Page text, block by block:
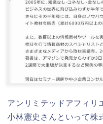
アンリミテッドアフィリ
小林憲史さんといって株